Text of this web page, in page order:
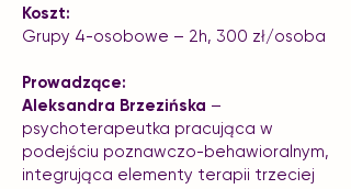
Koszt:
Grupy 4-osobowe – 2h, 300 zł/osoba
Prowadzące:
Aleksandra Brzezińska –
psychoterapeutka pracująca w
podejściu poznawczo-behawioralnym,
integrująca elementy terapii trzeciej